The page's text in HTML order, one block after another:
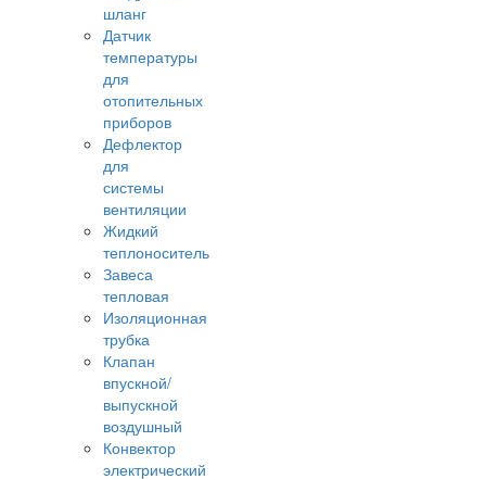
шланг
Датчик
температуры
для
отопительных
приборов
Дефлектор
для
системы
вентиляции
Жидкий
теплоноситель
Завеса
тепловая
Изоляционная
трубка
Клапан
впускной/
выпускной
воздушный
Конвектор
электрический